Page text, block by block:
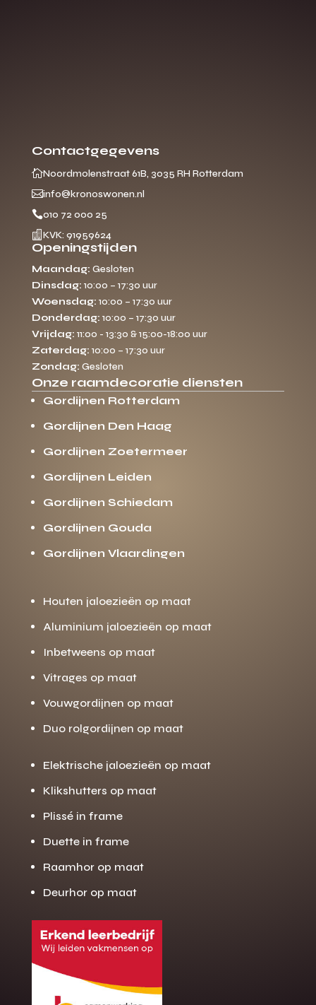
Gratis offerte
op maat?
Contactgegevens
Noordmolenstraat 61B, 3035 RH Rotterdam
info@kronoswonen.nl
010 72 000 25
 KVK: 91959624
Openingstijden
Maandag: Gesloten
Dinsdag: 10:00 – 17:30 uur
Woensdag: 10:00 – 17:30 uur
Donderdag: 10:00 – 17:30 uur
Vrijdag: 11:00 - 13:30 & 15:00-18:00 uur
Zaterdag: 10:00 – 17:30 uur
Zondag: Gesloten
Onze raamdecoratie diensten
Gordijnen Rotterdam
Gordijnen Den Haag
Gordijnen Zoetermeer
Gordijnen Leiden
Gordijnen Schiedam
Gordijnen Gouda
Gordijnen Vlaardingen
Houten jaloezieën op maat
Aluminium jaloezieën op maat
Inbetweens op maat
Vitrages op maat
Vouwgordijnen op maat
Duo rolgordijnen op maat
Elektrische jaloezieën op maat
Klikshutters op maat
Plissé in frame
Duette in frame
Raamhor op maat
Deurhor op maat